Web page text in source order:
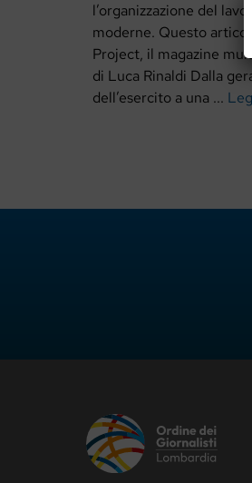
l’organizzazione del
moderne. Questo
Project, il magazine
di Luca Rinaldi Dalla
dell’esercito a una ...